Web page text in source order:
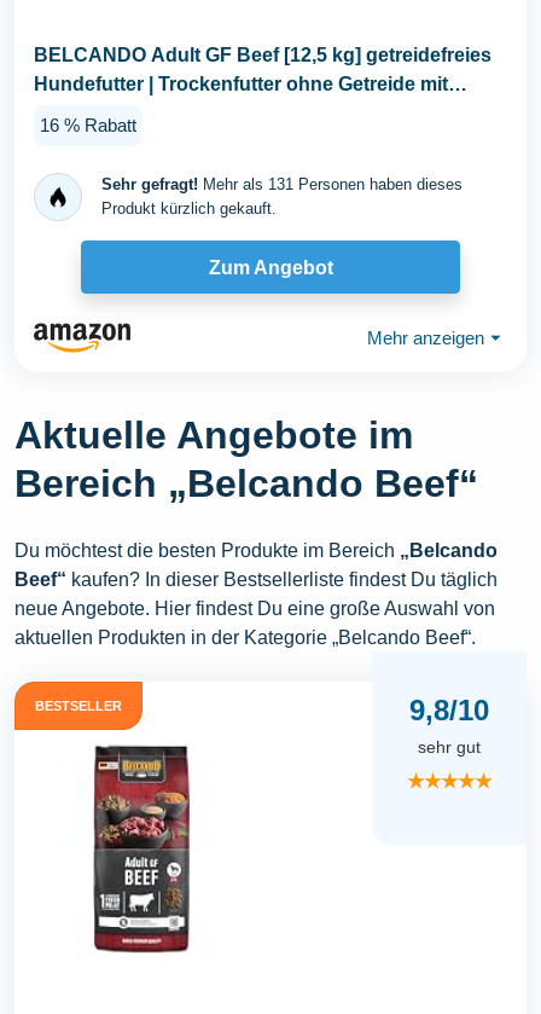
BELCANDO Adult GF Beef [12,5 kg] getreidefreies
Hundefutter | Trockenfutter ohne Getreide mit
16 % Rabatt
Sehr gefragt! Mehr als 131 Personen haben dieses
Produkt kürzlich gekauft.
Zum Angebot
Mehr anzeigen ⏷
Aktuelle Angebote im
Bereich „Belcando Beef“
Du möchtest die besten Produkte im Bereich „Belcando
Beef“ kaufen? In dieser Bestsellerliste findest Du täglich
neue Angebote. Hier findest Du eine große Auswahl von
aktuellen Produkten in der Kategorie „Belcando Beef“.
BESTSELLER 9,8/10
sehr gut
★★★★★